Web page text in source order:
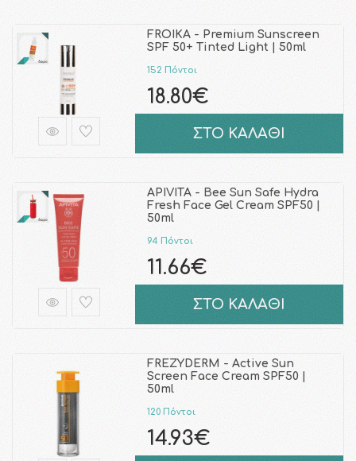
FROIKA - Premium Sunscreen
SPF 50+ Tinted Light | 50ml
152 Πόντοι
18.80€
ΣΤΟ ΚΑΛΑΘΙ
APIVITA - Bee Sun Safe Hydra
Fresh Face Gel Cream SPF50 |
50ml
94 Πόντοι
11.66€
ΣΤΟ ΚΑΛΑΘΙ
FREZYDERM - Active Sun
Screen Face Cream SPF50 |
50ml
120 Πόντοι
14.93€